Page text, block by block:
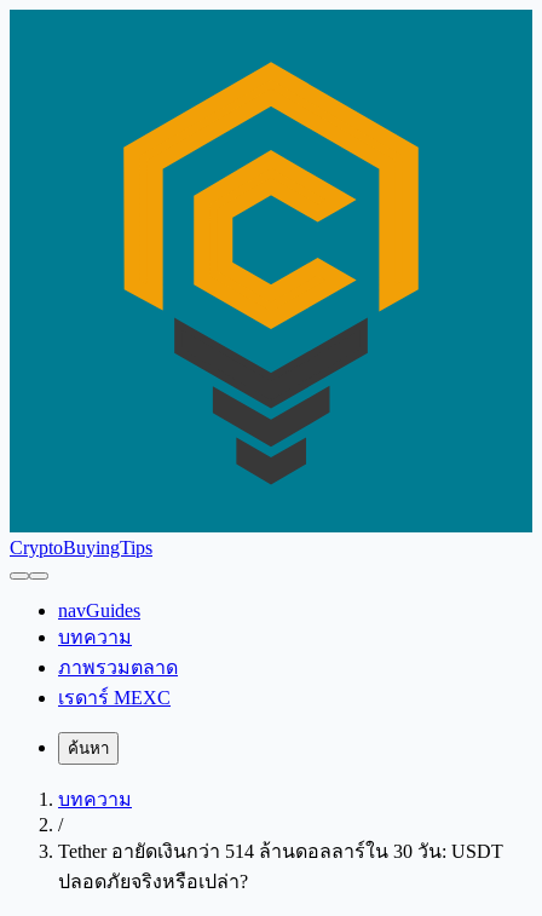
CryptoBuyingTips
navGuides
บทความ
ภาพรวมตลาด
เรดาร์ MEXC
ค้นหา
บทความ
/
Tether อายัดเงินกว่า 514 ล้านดอลลาร์ใน 30 วัน: USDT
ปลอดภัยจริงหรือเปล่า?